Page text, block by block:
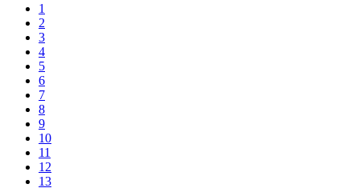
1
2
3
4
5
6
7
8
9
10
11
12
13